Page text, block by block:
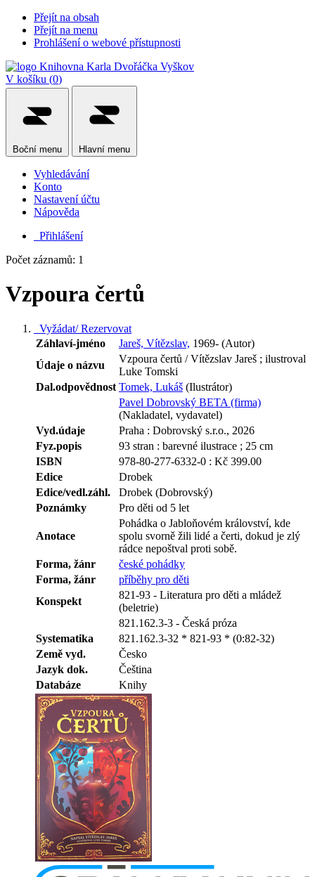
Přejít na obsah
Přejít na menu
Prohlášení o webové přístupnosti
V košíku (0)
Boční menu Hlavní menu
Vyhledávání
Konto
Nastavení účtu
Nápověda
Přihlášení
Počet záznamů: 1
Vzpoura čertů
Vyžádat/ Rezervovat
Záhlaví-jméno
Jareš, Vítězslav, 1969- (Autor)
Údaje o názvu
Vzpoura čertů / Vítězslav Jareš ; ilustroval
Luke Tomski
Dal.odpovědnost Tomek, Lukáš (Ilustrátor)
Pavel Dobrovský BETA (firma)
(Nakladatel, vydavatel)
Vyd.údaje
Praha : Dobrovský s.r.o., 2026
Fyz.popis
93 stran : barevné ilustrace ; 25 cm
ISBN
978-80-277-6332-0 : Kč 399.00
Edice
Drobek
Edice/vedl.záhl.
Drobek (Dobrovský)
Poznámky
Pro děti od 5 let
Anotace
Pohádka o Jabloňovém království, kde
spolu svorně žili lidé a čerti, dokud je zlý
rádce nepoštval proti sobě.
Forma, žánr
české pohádky
Forma, žánr
příběhy pro děti
Konspekt
821-93 - Literatura pro děti a mládež
(beletrie)
821.162.3-3 - Česká próza
Systematika
821.162.3-32 * 821-93 * (0:82-32)
Země vyd.
Česko
Jazyk dok.
Čeština
Databáze
Knihy